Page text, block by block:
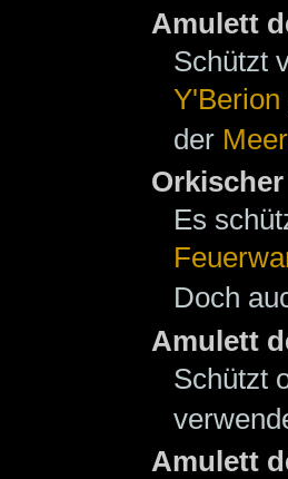
Amulett
Schützt
Y'Berion
der
Es
Doch
Amulett
Schützt
Amulett